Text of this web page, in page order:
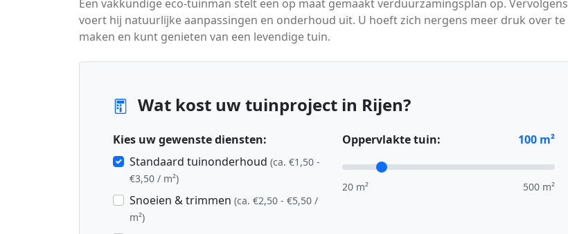
Een vakkundige eco-tuinman stelt een op maat gemaakt verduurzamingsplan op. Vervolgens
voert hij natuurlijke aanpassingen en onderhoud uit. U hoeft zich nergens meer druk over te
maken en kunt genieten van een levendige tuin.
Wat kost uw tuinproject in Rijen?
Kies uw gewenste diensten:
Standaard tuinonderhoud (ca. €1,50 -
€3,50 / m²)
Snoeien & trimmen (ca. €2,50 - €5,50 /
m²)
Oppervlakte tuin: 100 m²
20 m² 500 m²